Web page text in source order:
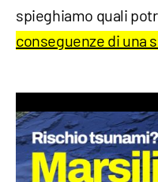
spieghiamo quali
conseguenze di una